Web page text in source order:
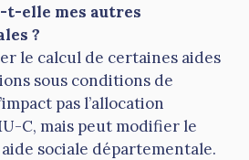
t-elle mes autres
?
le calcul de certaines aides
sous conditions de
pas l’allocation
C, mais peut modifier le
sociale départementale.